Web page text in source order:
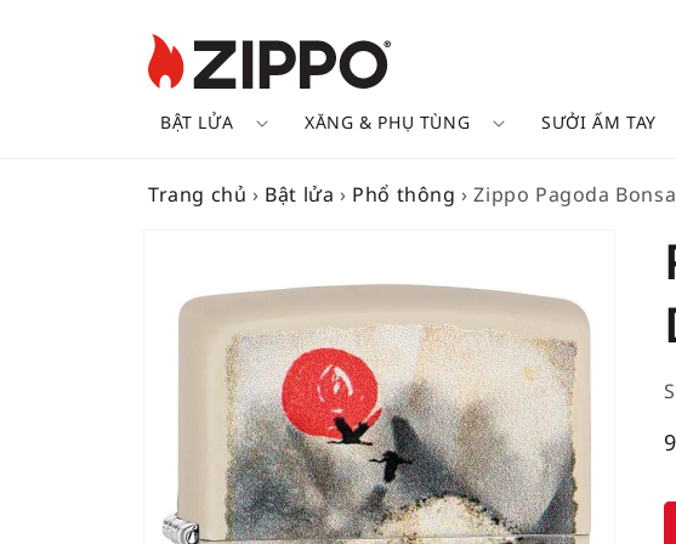
BẬT LỬA XĂNG & PHỤ TÙNG SƯỞI ẤM TAY
Trang chủ › Bật lửa › Phổ thông ›Zippo Pagoda